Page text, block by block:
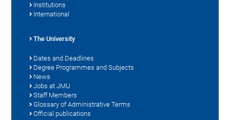
Institutions
International
The University
Dates and Deadlines
Degree Programmes and Subjects
News
Jobs at JMU
Staff Members
Glossary of Administrative Terms
Official publications